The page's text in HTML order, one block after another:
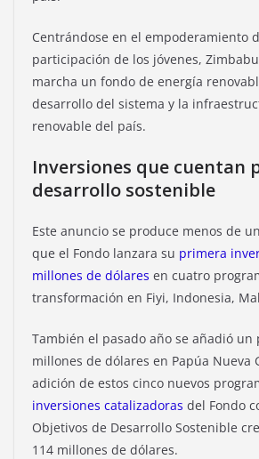
Centrándose en el empoderamiento
participación de los jóvenes,
marcha un fondo de energía
desarrollo del sistema y la
renovable del país.
Inversiones que cuentan
desarrollo sostenible
Este anuncio se produce menos de
que el Fondo lanzara su primera
millones de dólares en cuatro
transformación en Fiyi, Indonesia,
También el pasado año se añadió un
millones de dólares en Papúa Nueva
adición de estos cinco nuevos
inversiones catalizadoras del Fondo
Objetivos de Desarrollo Sostenible
114 millones de dólares.